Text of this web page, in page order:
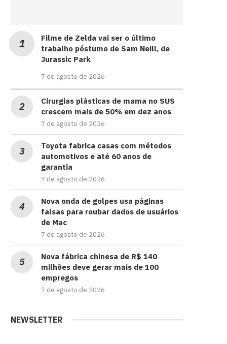
Filme de Zelda vai ser o último
trabalho póstumo de Sam Neill, de
Jurassic Park
7 de agosto de 2026
Cirurgias plásticas de mama no SUS
crescem mais de 50% em dez anos
7 de agosto de 2026
Toyota fabrica casas com métodos
automotivos e até 60 anos de
garantia
7 de agosto de 2026
Nova onda de golpes usa páginas
falsas para roubar dados de usuários
de Mac
7 de agosto de 2026
Nova fábrica chinesa de R$ 140
milhões deve gerar mais de 100
empregos
7 de agosto de 2026
NEWSLETTER